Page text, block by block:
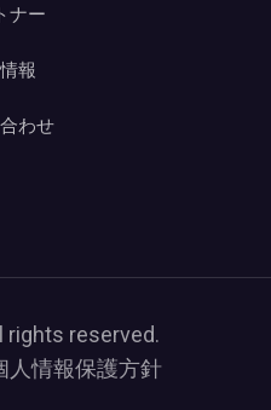
ナー
報
わせ
rights reserved.
人情報保護方針